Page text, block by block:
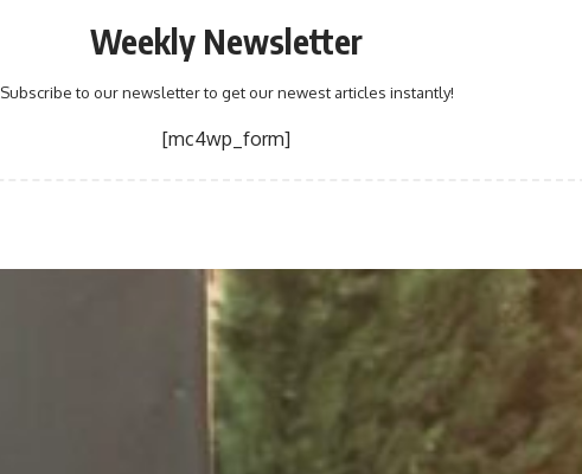
Weekly Newsletter
Subscribe to our newsletter to get our newest articles instantly!
[mc4wp_form]